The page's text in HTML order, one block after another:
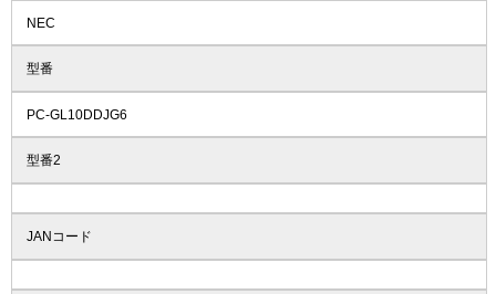
NEC
型番
PC-GL10DDJG6
型番2
JANコード